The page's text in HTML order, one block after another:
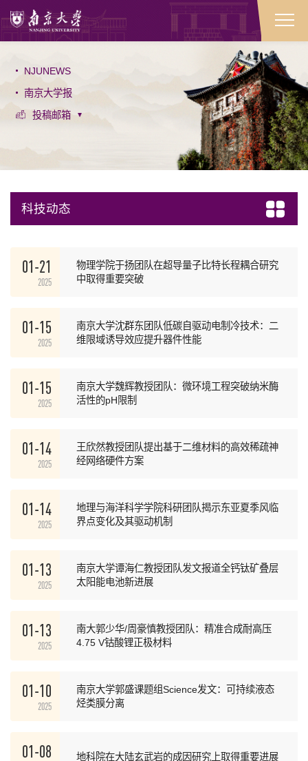
NJUNEWS
南京大学报
投稿邮箱
科技动态
01-21
2025
物理学院于扬团队在超导量子比特长程耦合研究
中取得重要突破
01-15
2025
南京大学沈群东团队低碳自驱动电制冷技术：二
维限域诱导效应提升器件性能
01-15
2025
南京大学魏辉教授团队：微环境工程突破纳米酶
活性的pH限制
01-14
2025
王欣然教授团队提出基于二维材料的高效稀疏神
经网络硬件方案
01-14
2025
地理与海洋科学学院科研团队揭示东亚夏季风临
界点变化及其驱动机制
01-13
2025
南京大学谭海仁教授团队发文报道全钙钛矿叠层
太阳能电池新进展
01-13
2025
南大郭少华/周豪慎教授团队：精准合成耐高压
4.75 V钴酸锂正极材料
01-10
2025
南京大学郭盛课题组Science发文：可持续液态
烃类膜分离
01-08 地科院在大陆玄武岩的成因研究上取得重要进展